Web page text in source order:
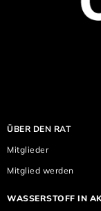
ÜBER DEN RAT
Mitglieder
Mitglied werden
WASSERSTOFF IN